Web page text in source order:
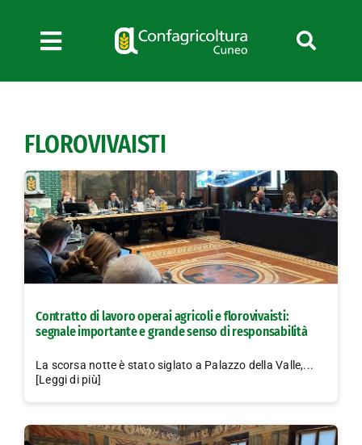
contenuto
Toggle
Navigation
News
Bandi
Formazione
Convenzioni
L’Agricoltore cuneese
Lavora con noi
FLOROVIVAISTI
Contratto di lavoro operai agricoli e florovivaisti:
segnale importante e grande senso di responsabilità
La scorsa notte è stato siglato a Palazzo della Valle,...
[Leggi di più]